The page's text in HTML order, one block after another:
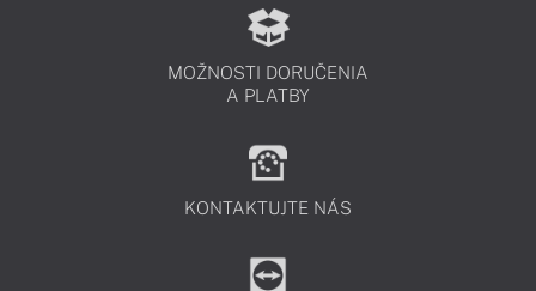
MOŽNOSTI DORUČENIA
A PLATBY
KONTAKTUJTE NÁS